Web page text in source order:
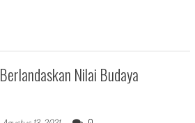
Nilai Budaya